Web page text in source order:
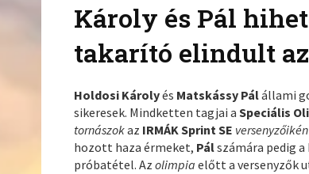
Károly és Pál
takarító elindult
Holdosi Károlyés Matskássy Pálállami
sikeresek. Mindketten tagjai aSpeciális
tornászokaz IRMÁK Sprint SE
hozott haza érmeket, Pálszámára pedig
próbatétel. Azolimpiaelőtt a versenyzők